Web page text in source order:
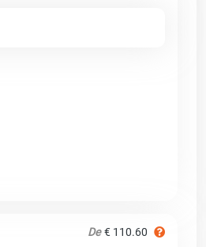
De € 110.60